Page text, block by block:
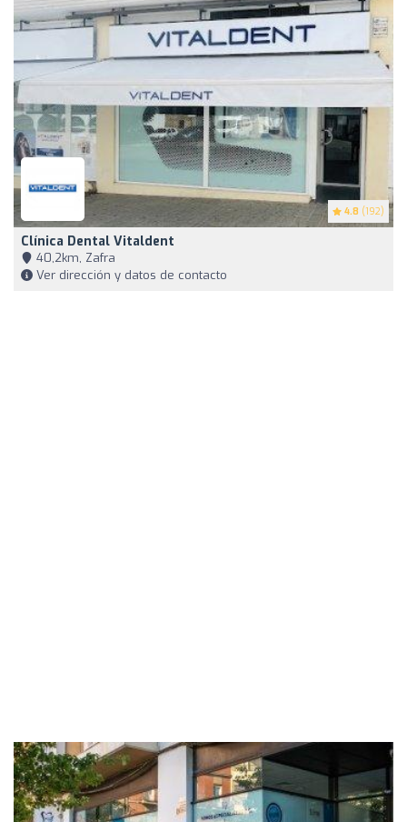
4.8 (192)
Clínica Dental Vitaldent
40,2km, Zafra
Ver dirección y datos de contacto